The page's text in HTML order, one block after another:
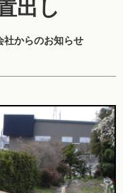
出し
からのお知らせ